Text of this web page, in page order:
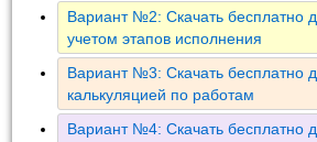
Вариант №2: Скачать бесплатно
учетом этапов исполнения
Вариант №3: Скачать бесплатно
калькуляцией по работам
Вариант №4: Скачать бесплатно